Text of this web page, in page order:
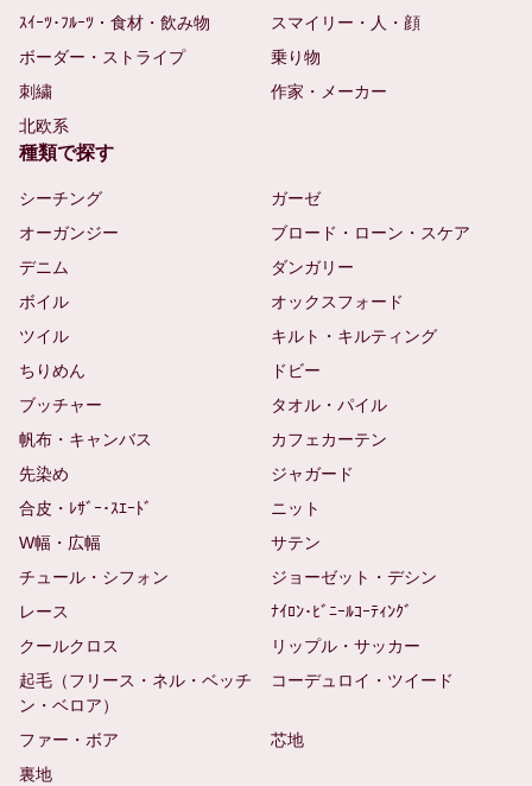
ｽｲｰﾂ･ﾌﾙｰﾂ・食材・飲み物
スマイリー・人・顔
ボーダー・ストライプ
乗り物
刺繍
作家・メーカー
北欧系
種類で探す
シーチング
ガーゼ
オーガンジー
ブロード・ローン・スケア
デニム
ダンガリー
ボイル
オックスフォード
ツイル
キルト・キルティング
ちりめん
ドビー
ブッチャー
タオル・パイル
帆布・キャンバス
カフェカーテン
先染め
ジャガード
合皮・ﾚｻﾞｰ･ｽｴｰﾄﾞ
ニット
W幅・広幅
サテン
チュール・シフォン
ジョーゼット・デシン
レース
ﾅｲﾛﾝ･ﾋﾞﾆｰﾙｺｰﾃｨﾝｸﾞ
クールクロス
リップル・サッカー
起毛（フリース・ネル・ベッチ
ン・ベロア）
コーデュロイ・ツイード
ファー・ボア
芯地
裏地